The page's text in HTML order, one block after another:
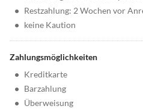
• Restzahlung: 2 Wochen vor
• keine Kaution
Zahlungsmöglichkeiten
• Kreditkarte
• Barzahlung
• Überweisung